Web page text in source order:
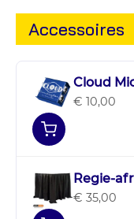
Accessoires
Cloud
€ 10,00
Regie-
€ 35,00